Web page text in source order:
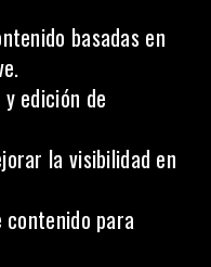
basadas en
edición de
la visibilidad en
para